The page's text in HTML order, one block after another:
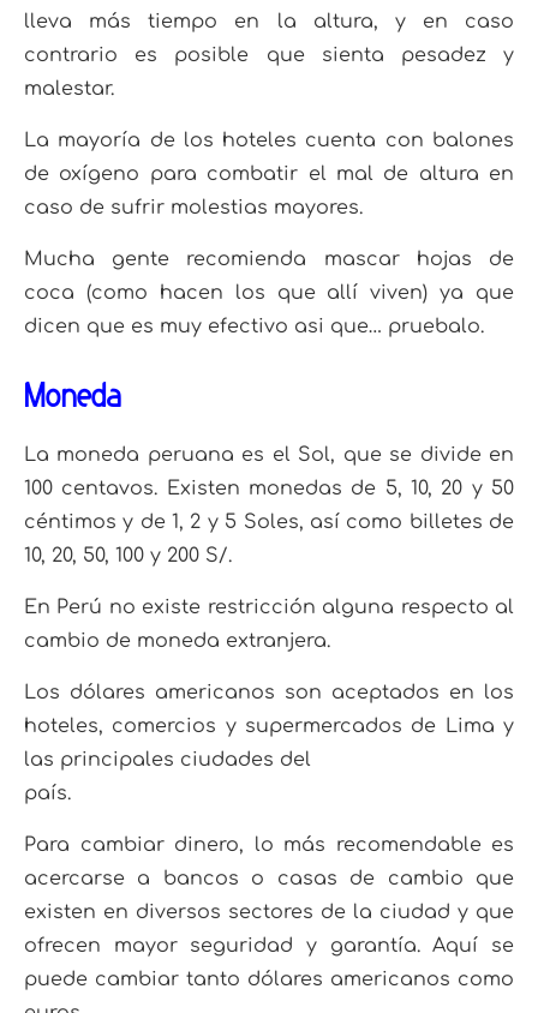
lleva más tiempo en la altura, y en caso
contrario es posible que sienta pesadez y
malestar.
La mayoría de los hoteles cuenta con balones
de oxígeno para combatir el mal de altura en
caso de sufrir molestias mayores.
Mucha gente recomienda mascar hojas de
coca (como hacen los que allí viven) ya que
dicen que es muy efectivo asi que… pruebalo.
Moneda
La moneda peruana es el Sol, que se divide en
100 centavos. Existen monedas de 5, 10, 20 y 50
céntimos y de 1, 2 y 5 Soles, así como billetes de
10, 20, 50, 100 y 200 S/.
En Perú no existe restricción alguna respecto al
cambio de moneda extranjera.
Los dólares americanos son aceptados en los
hoteles, comercios y supermercados de Lima y
las principales ciudades del
país.
Para cambiar dinero, lo más recomendable es
acercarse a bancos o casas de cambio que
existen en diversos sectores de la ciudad y que
ofrecen mayor seguridad y garantía. Aquí se
puede cambiar tanto dólares americanos como